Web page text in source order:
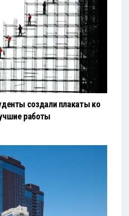
создали плакаты ко
работы